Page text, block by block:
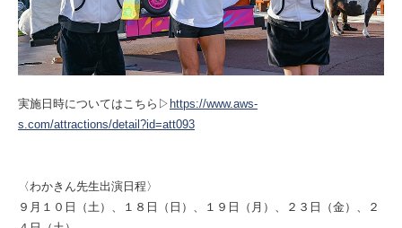
実施日時についてはこちら▷ https://www.aws-
s.com/attractions/detail?id=att093
〈わかきん先生出演日程〉
９月１０日（土）、１８日（日）、１９日（月）、２３日（金）、２